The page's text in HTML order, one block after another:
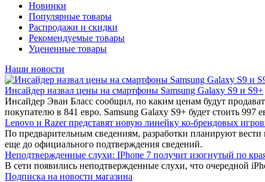
Новинки
Популярные товары
Распродажи и скидки
Рекомендуемые товары
Уцененные товары
Наши новости
Инсайдер назвал цены на смартфоны Samsung Galaxy S9 и S9+
Инсайдер Эван Бласс сообщил, по каким ценам будут
покупателю в 841 евро. Samsung Galaxy S9+ будет стоить 997
Lenovo и Razer представят новую линейку ко-брендовых
По предварительным сведениям, разработки планируют
еще до официального подтверждения сведений.
Неподтвержденные слухи: IPhone 7 получит изогнутый по
В сети появились неподтвержденные слухи, что очередной
Подписка на новости магазина